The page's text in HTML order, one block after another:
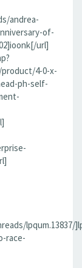
andrea-
of-
url]
4-0-x-
ph-self-
lpqum.13837/
race-